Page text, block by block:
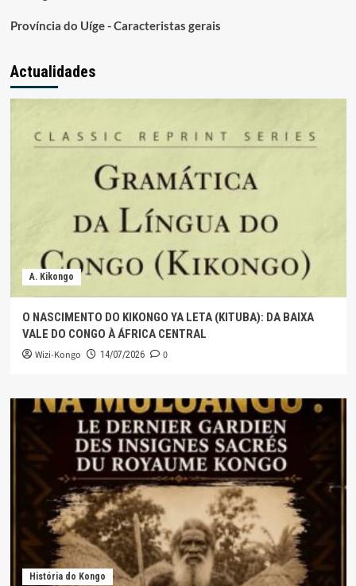
Província do Uíge - Caracteristas gerais
Actualidades
A. Kikongo
O NASCIMENTO DO KIKONGO YA LETA (KITUBA): DA BAIXA
VALE DO CONGO À ÁFRICA CENTRAL
Wizi-Kongo 14/07/2026 0
História do Kongo